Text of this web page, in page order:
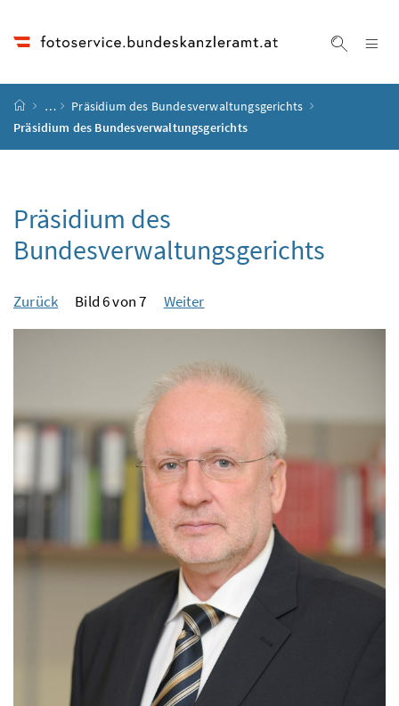
Startseite
…
Präsidium des Bundesverwaltungsgerichts
Präsidium des Bundesverwaltungsgerichts
Präsidium des
Bundesverwaltungsgerichts
Zurück Bild 6 von 7 Weiter